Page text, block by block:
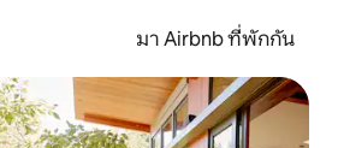
มา Airbnb ที่พักกัน